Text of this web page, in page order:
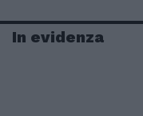
In evidenza